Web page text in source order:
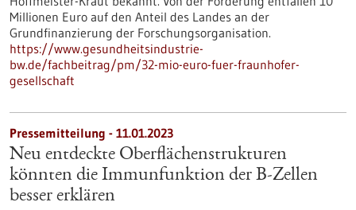
Millionen Euro auf den Anteil des Landes an der
Grundfinanzierung der Forschungsorganisation.
https://www.gesundheitsindustrie-
bw.de/fachbeitrag/pm/32-mio-euro-fuer-fraunhofer-
gesellschaft
Pressemitteilung - 11.01.2023
Neu entdeckte Oberflächenstrukturen
könnten die Immunfunktion der B-Zellen
besser erklären